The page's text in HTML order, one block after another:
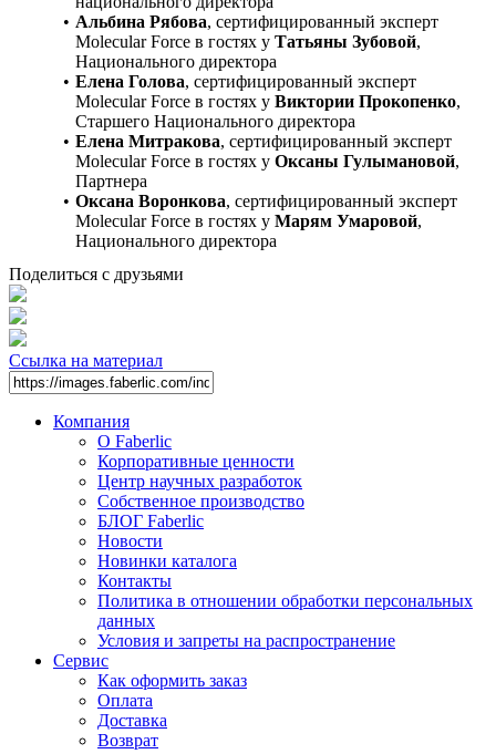
Альбина Рябова, сертифицированный эксперт
Molecular Force в гостях у Татьяны Зубовой,
Национального директора
Елена Голова, сертифицированный эксперт
Molecular Force в гостях у Виктории Прокопенко,
Старшего Национального директора
Елена Митракова, сертифицированный эксперт
Molecular Force в гостях у Оксаны Гулымановой,
Партнера
Оксана Воронкова, сертифицированный эксперт
Molecular Force в гостях у Марям Умаровой,
Национального директора
Поделиться с друзьями
Ссылка на материал
Компания
О Faberlic
Корпоративные ценности
Центр научных разработок
Собственное производство
БЛОГ Faberlic
Новости
Новинки каталога
Контакты
Политика в отношении обработки персональных
данных
Условия и запреты на распространение
Сервис
Как оформить заказ
Оплата
Доставка
Возврат